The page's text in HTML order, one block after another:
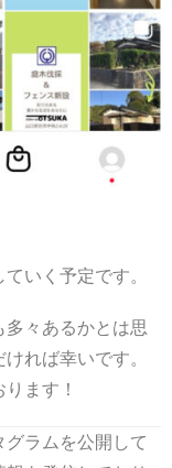
いく予定です。
々あるかとは思
れば幸いです。
ます！
グラムを公開して